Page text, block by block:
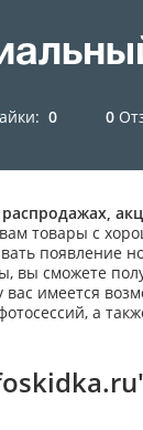
0 0
товары с
вы сможете
имеется
а